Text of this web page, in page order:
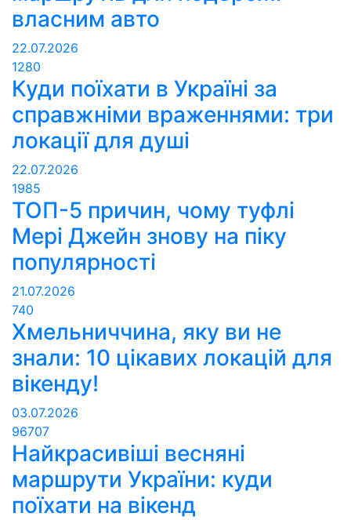
власним авто
22.07.2026
1280
Куди поїхати в Україні за
справжніми враженнями: три
локації для душі
22.07.2026
1985
ТОП-5 причин, чому туфлі
Мері Джейн знову на піку
популярності
21.07.2026
740
Хмельниччина, яку ви не
знали: 10 цікавих локацій для
вікенду!
03.07.2026
96707
Найкрасивіші весняні
маршрути України: куди
поїхати на вікенд